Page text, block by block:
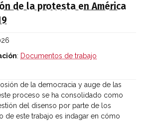
de la protesta en América
: Documentos de trabajo
de la democracia y auge de las
proceso se ha consolidado como
del disenso por parte de los
de este trabajo es indagar en cómo